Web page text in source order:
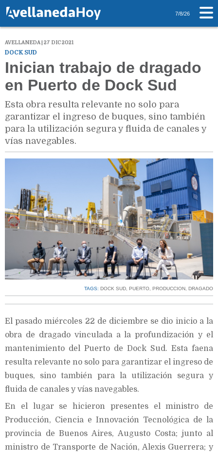
7/8/26
AVELLANEDA | 27 DIC 2021
DOCK SUD
Inician trabajo de dragado
en Puerto de Dock Sud
Esta obra resulta relevante no solo para
garantizar el ingreso de buques, sino también
para la utilización segura y fluida de canales y
vías navegables.
TAGS: DOCK SUD, PUERTO, PRODUCCION, DRAGADO
El pasado miércoles 22 de diciembre se dio inicio a la
obra de dragado vinculada a la profundización y el
mantenimiento del Puerto de Dock Sud. Esta faena
resulta relevante no solo para garantizar el ingreso de
buques, sino también para la utilización segura y
fluida de canales y vías navegables.
En el lugar se hicieron presentes el ministro de
Producción, Ciencia e Innovación Tecnológica de la
provincia de Buenos Aires, Augusto Costa; junto al
ministro de Transporte de Nación, Alexis Guerrera; y